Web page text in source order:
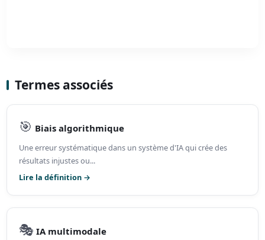
Termes associés
🎯 Biais algorithmique
Une erreur systématique dans un système d'IA qui crée des
résultats injustes ou...
Lire la définition →
🎭 IA multimodale